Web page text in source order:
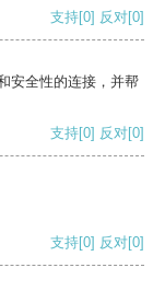
支持[0] 反对[0]
安全性的连接，并帮
支持[0] 反对[0]
支持[0] 反对[0]